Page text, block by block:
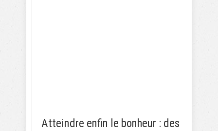
Atteindre enfin le bonheur : des